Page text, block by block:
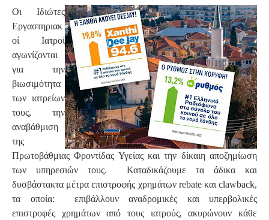
Οι Ιδιώτες
Εργαστηριακ
οί Ιατροί
αγωνίζονται
για την
βιωσιμότητα
των ιατρείων
τους, την
αναβάθμιση
της
Πρωτοβάθμιας Φροντίδας Υγείας και την δίκαιη αποζημίωση
των υπηρεσιών τους. Καταδικάζουμε τα άδικα και
δυσβάστακτα μέτρα επιστροφής χρημάτων rebate και clawback,
τα οποία: επιβάλλουν αναδρομικές και υπερβολικές
επιστροφές χρημάτων από τους ιατρούς, ακυρώνουν κάθε